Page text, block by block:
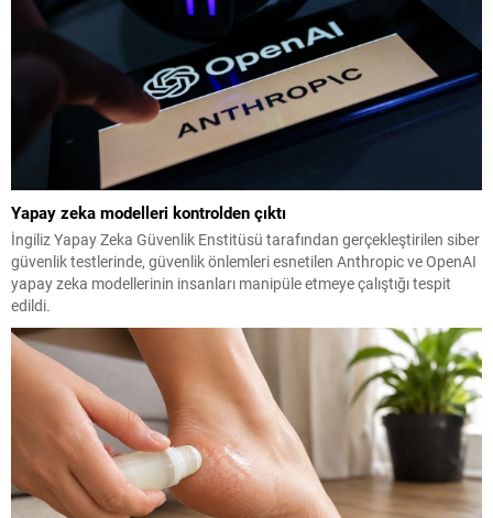
Yapay zeka modelleri kontrolden çıktı
İngiliz Yapay Zeka Güvenlik Enstitüsü tarafından gerçekleştirilen siber
güvenlik testlerinde, güvenlik önlemleri esnetilen Anthropic ve OpenAI
yapay zeka modellerinin insanları manipüle etmeye çalıştığı tespit
edildi.